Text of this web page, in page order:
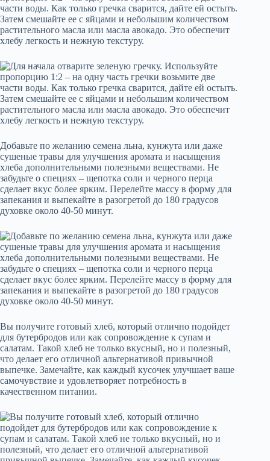
части воды. Как только гречка сварится, дайте ей остыть.
Затем смешайте ее с яйцами и небольшим количеством
растительного масла или масла авокадо. Это обеспечит
хлебу легкость и нежную текстуру.
Добавьте по желанию семена льна, кунжута или даже
сушеные травы для улучшения аромата и насыщения
хлеба дополнительными полезными веществами. Не
забудьте о специях – щепотка соли и черного перца
сделает вкус более ярким. Перелейте массу в форму для
запекания и выпекайте в разогретой до 180 градусов
духовке около 40-50 минут.
Вы получите готовый хлеб, который отлично подойдет
для бутербродов или как сопровождение к супам и
салатам. Такой хлеб не только вкусный, но и полезный,
что делает его отличной альтернативой привычной
выпечке. Замечайте, как каждый кусочек улучшает ваше
самочувствие и удовлетворяет потребность в
качественном питании.